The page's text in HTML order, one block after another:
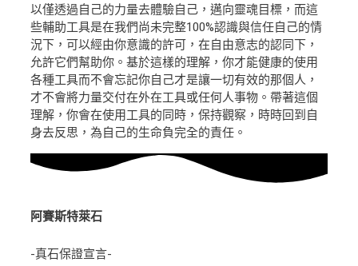
以僅透過自己的力量去體驗自己，邁向靈魂目標，而這
些輔助工具是在我們尚未完整100%認識與信任自己的情
況下，可以經由你意識的許可，在自由意志的認同下，
允許它們幫助你。基於這樣的理解，你才能健康的使用
各種工具而不會忘記你自己才是讓一切有效的那個人，
才不會將力量交付在外在工具或任何人事物。帶著這個
理解，你會在使用工具的同時，保持觀察，時時回到自
身去反思，為自己的生命負完全的責任。
阿賽斯特萊石
-真石保證宣言-